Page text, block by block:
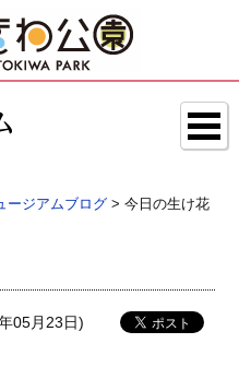
ージアムブログ > 今日の生け花
05月23日)